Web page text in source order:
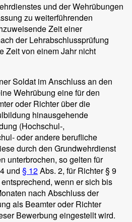
und der Wehrübungen
zu weiterführenden
Zeit einer
der Lehrabschlussprüfung
Zeit von einem Jahr nicht
Soldat im Anschluss an den
Wehrübung eine für den
oder Richter über die
hinausgehende
(Hochschul-,
oder andere berufliche
durch den Grundwehrdienst
unterbrochen, so gelten für
und § 12Abs. 2, für Richter § 9
wenn er sich bis
nach Abschluss der
als Beamter oder Richter
Bewerbung eingestellt wird.